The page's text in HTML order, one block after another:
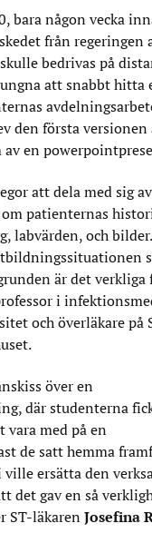
bara någon vecka
från regeringen
bedrivas på
att snabbt hitta
den första versionen
av en
att dela med sig
patienternas
labvärden, och
är det verkliga
i
och överläkare på
över en
där studenterna
vara med på en
de satt hemma
ersätta den
det gav en så
ST-läkaren Josefina